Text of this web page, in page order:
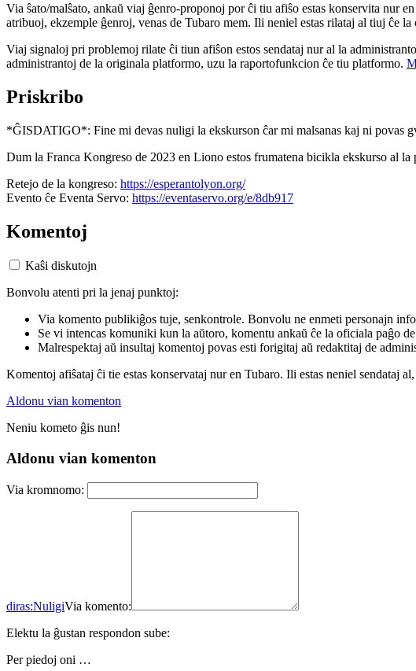
Via ŝato/malŝato, ankaŭ viaj ĝenro-proponoj por ĉi tiu afiŝo estas konservita nur
atribuoj, ekzemple ĝenroj, venas de Tubaro mem. Ili neniel estas rilataj al tiuj ĉe
Viaj signaloj pri problemoj rilate ĉi tiun afiŝon estos sendataj nur al la
administrantoj de la originala platformo, uzu la raportofunkcion ĉe tiu platformo.
Priskribo
*ĜISDATIGO*: Fine mi devas nuligi la ekskurson ĉar mi malsanas kaj ni povas
Dum la Franca Kongreso de 2023 en Liono estos frumatena bicikla ekskurso al
Retejo de la kongreso: https://esperantolyon.org/
Evento ĉe Eventa Servo: https://eventaservo.org/e/8db917
Komentoj
Kaŝi diskutojn
Bonvolu atenti pri la jenaj punktoj:
Via komento publikiĝos tuje, senkontrole. Bonvolu ne enmeti personajn
Se vi intencas komuniki kun la aŭtoro, komentu ankaŭ ĉe la oficiala paĝo
Malrespektaj aŭ insultaj komentoj povas esti forigitaj aŭ redaktitaj de
Komentoj afiŝataj ĉi tie estas konservataj nur en Tubaro. Ili estas neniel sendataj
Aldonu vian komenton
Neniu kometo ĝis nun!
Aldonu vian komenton
Via kromnomo:
diras:NuligiVia komento:
Elektu la ĝustan respondon sube:
Per piedoj oni …